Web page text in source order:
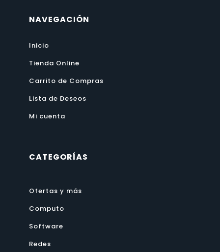
NAVEGACIÓN
Inicio
Tienda Online
Carrito de Compras
Lista de Deseos
Mi cuenta
CATEGORÍAS
Ofertas y más
Computo
Software
Redes